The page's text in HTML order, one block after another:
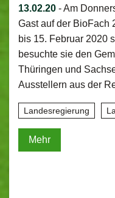
13.02.20 -Am
Gast auf der BioFach
bis 15. Februar 2020
besuchte sie den
Thüringen und
Ausstellern aus der
Landesregierung
Mehr